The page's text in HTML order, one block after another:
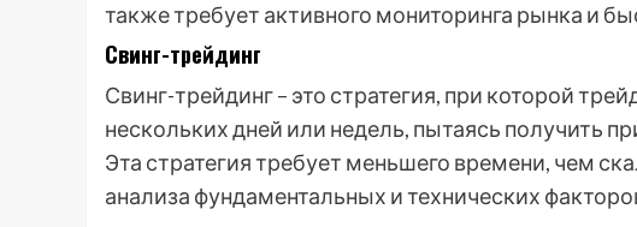
также требует активного мониторинга рынка и
Свинг-трейдинг
Свинг-трейдинг – это стратегия, при которой
нескольких дней или недель, пытаясь получить
Эта стратегия требует меньшего времени, чем
анализа фундаментальных и технических